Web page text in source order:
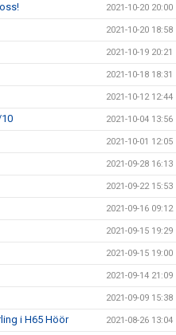
2021-10-20 20:00
2021-10-20 18:58
2021-10-19 20:21
2021-10-18 18:31
2021-10-12 12:44
2021-10-04 13:56
2021-10-01 12:05
2021-09-28 16:13
2021-09-22 15:53
2021-09-16 09:12
2021-09-15 19:29
2021-09-15 19:00
2021-09-14 21:09
2021-09-09 15:38
i H65 Höör 2021-08-26 13:04